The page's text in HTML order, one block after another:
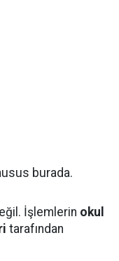
burada.
İşlemlerin okul
tarafından